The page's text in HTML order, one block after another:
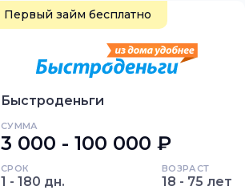
Первый займ бесплатно
Быстроденьги
СУММА
3 000 - 100 000 ₽
СРОК
1 - 180 дн.
ВОЗРАСТ
18 - 75 лет